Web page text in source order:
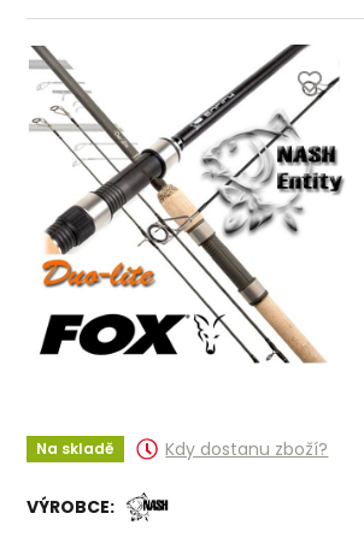
Na skladě Kdy dostanu zboží?
VÝROBCE: